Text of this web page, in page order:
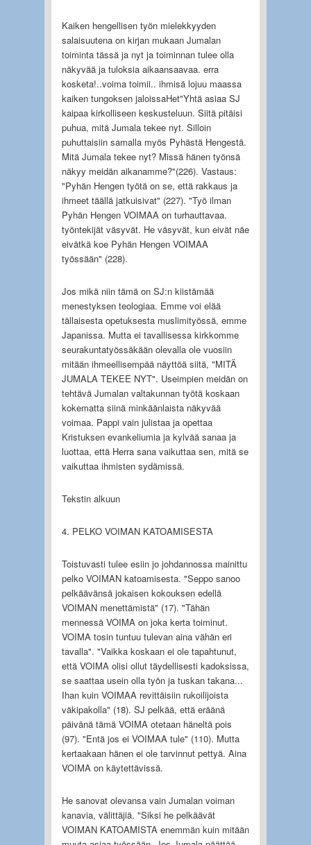
Kaiken hengellisen työn mielekkyyden
salaisuutena on kirjan mukaan Jumalan
toiminta tässä ja nyt ja toiminnan tulee olla
näkyvää ja tuloksia aikaansaavaa. erra
kosketa!..voima toimii.. ihmisä lojuu maassa
kaiken tungoksen jaloissaHet"Yhtä asiaa SJ
kaipaa kirkolliseen keskusteluun. Siitä pitäisi
puhua, mitä Jumala tekee nyt. Silloin
puhuttaisiin samalla myös Pyhästä Hengestä.
Mitä Jumala tekee nyt? Missä hänen työnsä
näkyy meidän aikanamme?"(226). Vastaus:
"Pyhän Hengen työtä on se, että rakkaus ja
ihmeet täällä jatkuisivat" (227). "Työ ilman
Pyhän Hengen VOIMAA on turhauttavaa.
työntekijät väsyvät. He väsyvät, kun eivät näe
eivätkä koe Pyhän Hengen VOIMAA
työssään" (228).
Jos mikä niin tämä on SJ:n kiistämää
menestyksen teologiaa. Emme voi elää
tällaisesta opetuksesta muslimityössä, emme
Japanissa. Mutta ei tavallisessa kirkkomme
seurakuntatyössäkään olevalla ole vuosiin
mitään ihmeellisempää näyttöä siitä, "MITÄ
JUMALA TEKEE NYT". Useimpien meidän on
tehtävä Jumalan valtakunnan työtä koskaan
kokematta siinä minkäänlaista näkyvää
voimaa. Pappi vain julistaa ja opettaa
Kristuksen evankeliumia ja kylvää sanaa ja
luottaa, että Herra sana vaikuttaa sen, mitä se
vaikuttaa ihmisten sydämissä.
Tekstin alkuun
4. PELKO VOIMAN KATOAMISESTA
Toistuvasti tulee esiin jo johdannossa mainittu
pelko VOIMAN katoamisesta. "Seppo sanoo
pelkäävänsä jokaisen kokouksen edellä
VOIMAN menettämistä" (17). "Tähän
mennessä VOIMA on joka kerta toiminut.
VOIMA tosin tuntuu tulevan aina vähän eri
tavalla". "Vaikka koskaan ei ole tapahtunut,
että VOIMA olisi ollut täydellisesti kadoksissa,
se saattaa usein olla työn ja tuskan takana...
Ihan kuin VOIMAA revittäisiin rukoilijoista
väkipakolla" (18). SJ pelkää, että eräänä
päivänä tämä VOIMA otetaan häneltä pois
(97). "Entä jos ei VOIMAA tule" (110). Mutta
kertaakaan hänen ei ole tarvinnut pettyä. Aina
VOIMA on käytettävissä.
He sanovat olevansa vain Jumalan voiman
kanavia, välittäjiä. "Siksi he pelkäävät
VOIMAN KATOAMISTA enemmän kuin mitään